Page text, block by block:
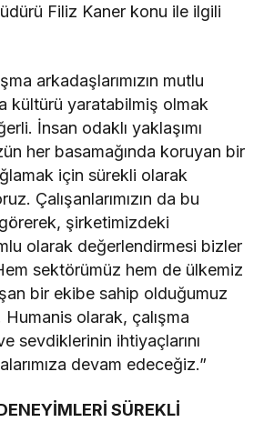
Filiz Kaner konu ile ilgili
arkadaşlarımızın mutlu
kültürü yaratabilmiş olmak
İnsan odaklı yaklaşımı
her basamağında koruyan bir
için sürekli olarak
Çalışanlarımızın da bu
şirketimizdeki
olarak değerlendirmesi bizler
sektörümüz hem de ülkemiz
bir ekibe sahip olduğumuz
Humanis olarak, çalışma
sevdiklerinin ihtiyaçlarını
devam edeceğiz.”
SÜREKLİ